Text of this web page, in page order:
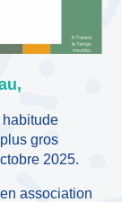
habitude
gros
2025.
association